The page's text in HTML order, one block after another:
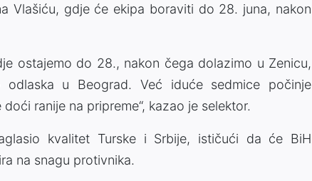
Vlašiću, gdje će ekipa boraviti do 28. juna, nakon
ostajemo do 28., nakon čega dolazimo u Zenicu,
u Beograd. Već iduće sedmice počinje
ranije na pripreme“, kazao je selektor.
kvalitet Turske i Srbije, ističući da će BiH
na snagu protivnika.